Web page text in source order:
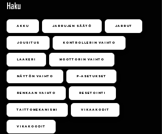
Haku
Akku Jarrujen säätö Jarrut
Jousitus Kontrollerin vaihto
Laakeri Moottorin vaihto
Näytön vaihto P-asetukset
Renkaan vaihto Resetointi
Taittomekanismi Vikaakodit
Vikakoodit